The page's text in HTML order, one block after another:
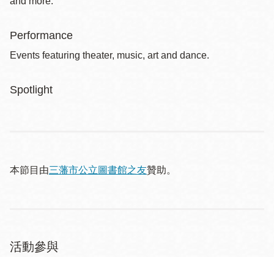
Performance
Events featuring theater, music, art and dance.
Spotlight
本節目由三藩市公立圖書館之友贊助。
活動參與